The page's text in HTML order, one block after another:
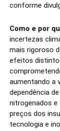
conforme
Como e por
incertezas
mais rigoroso
efeitos
aumentando a
dependência
nitrogenados
preços dos
tecnologia e